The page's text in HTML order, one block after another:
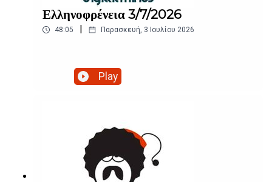
Ελληνοφρένεια 3/7/2026
48:05 Παρασκευή, 3 Ιουλίου 2026
Play